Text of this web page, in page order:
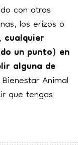
con otras
los erizos o
cualquier
un punto) en
alguna de
Animal
que tengas